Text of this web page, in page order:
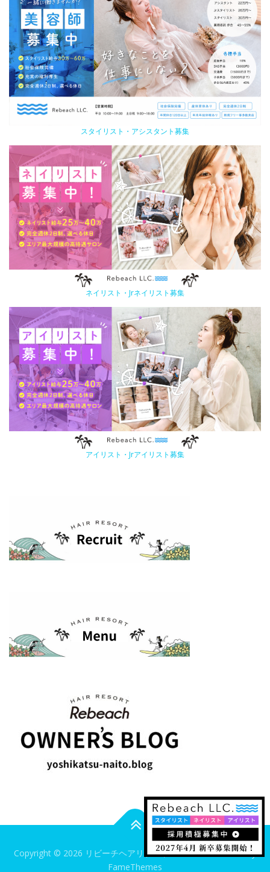
スタイリスト・アシスタント募集
ネイリスト・Jrネイリスト募集
アイリスト・Jrアイリスト募集
Copyright © 2026 リビーチヘアリゾート–OnePresstheme by
FameThemes